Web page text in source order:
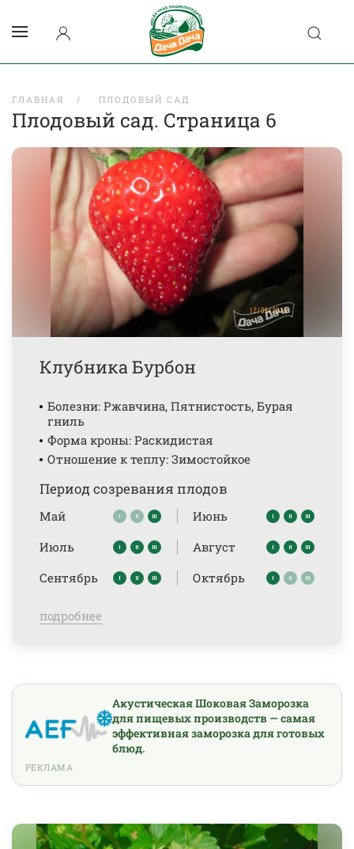
ГЛАВНАЯ ПЛОДОВЫЙ САД
Плодовый сад. Страница 6
Клубника Бурбон
Болезни: Ржавчина, Пятнистость, Бурая
гниль
Форма кроны: Раскидистая
Отношение к теплу: Зимостойкое
Период созревания плодов
Май
Июнь
Июль
Август
Сентябрь
Октябрь
подробнее
Акустическая Шоковая Заморозка
для пищевых производств — самая
эффективная заморозка для готовых
блюд.
РЕКЛАМА